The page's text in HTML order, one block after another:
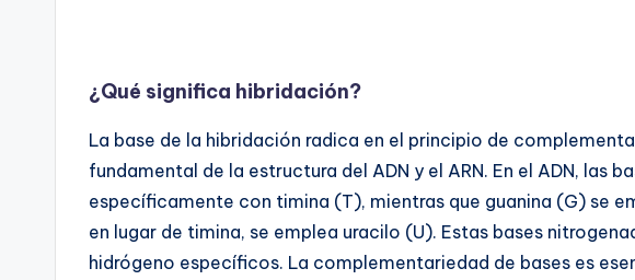
¿Qué significa hibridación?
La base de la hibridación radica en el principio de
fundamental de la estructura del ADN y el ARN. En el ADN, las
específicamente con timina (T), mientras que guanina (G) se
en lugar de timina, se emplea uracilo (U). Estas bases
hidrógeno específicos. La complementariedad de bases es